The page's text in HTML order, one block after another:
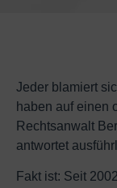
Jeder blamiert
haben auf einen
Rechtsanwalt
antwortet
Fakt ist: Seit